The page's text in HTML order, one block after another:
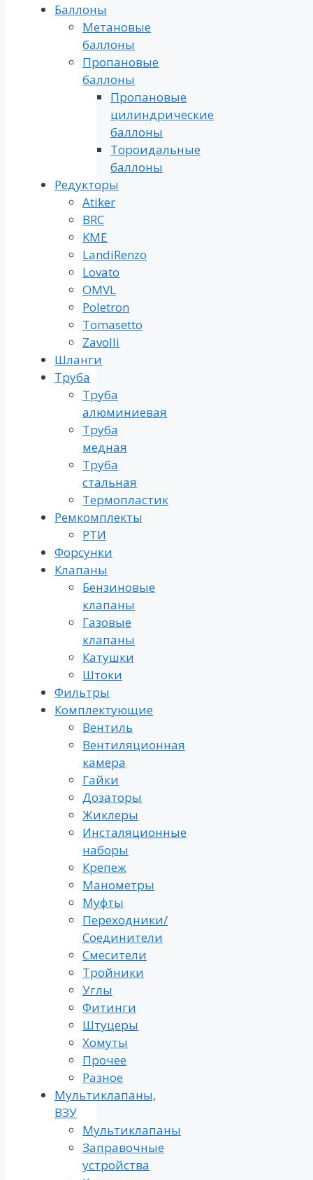
Баллоны
Метановые
баллоны
Пропановые
баллоны
Пропановые
цилиндрические
баллоны
Тороидальные
баллоны
Редукторы
Atiker
BRC
KME
LandiRenzo
Lovato
OMVL
Poletron
Tomasetto
Zavolli
Шланги
Труба
Труба
алюминиевая
Труба
медная
Труба
стальная
Термопластик
Ремкомплекты
РТИ
Форсунки
Клапаны
Бензиновые
клапаны
Газовые
клапаны
Катушки
Штоки
Фильтры
Комплектующие
Вентиль
Вентиляционная
камера
Гайки
Дозаторы
Жиклеры
Инсталяционные
наборы
Крепеж
Манометры
Муфты
Переходники/
Соединители
Смесители
Тройники
Углы
Фитинги
Штуцеры
Хомуты
Прочее
Разное
Мультиклапаны,
ВЗУ
Мультиклапаны
Заправочные
устройства